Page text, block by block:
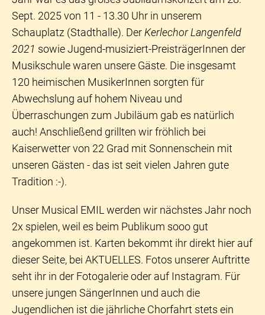
Sept. 2025 von 11 - 13.30 Uhr in unserem
Schauplatz (Stadthalle). DerKerlechor Langenfeld
2021 sowie Jugend-musiziert-PreisträgerInnen der
Musikschule waren unsere Gäste. Die insgesamt
120 heimischen MusikerInnen sorgten für
Abwechslung auf hohem Niveau und
Überraschungen zum Jubiläum gab es natürlich
auch! Anschließend grillten wir fröhlich bei
Kaiserwetter von 22 Grad mit Sonnenschein mit
unseren Gästen - das ist seit vielen Jahren gute
Tradition :-).
Unser Musical EMIL werden wir nächstes Jahr noch
2x spielen, weil es beim Publikum sooo gut
angekommen ist. Karten bekommt ihr direkt hier auf
dieser Seite, bei AKTUELLES. Fotos unserer Auftritte
seht ihr in der Fotogalerie oder auf Instagram. Für
unsere jungen SängerInnen und auch die
Jugendlichen ist die jährliche Chorfahrt stets ein